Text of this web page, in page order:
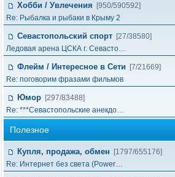
Хобби / Увлечения
[950/590592]
Re: Рыбалка и рыбаки в Крыму 2
Севастопольский спорт [27/38580]
Ледовая арена ЦСКА г. Севасто…
Флейм / Интересное в Cети
[7/21669]
Re: поговорим фразами фильмов
Юмор [297/83488]
Re: ***Севастопольские анекдо…
Полезное
Купля, продажа, обмен
[1797/655176]
Re: Интернет без света (Power…